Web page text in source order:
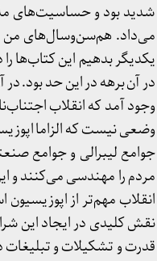
شدید بود و حساسیت‌های
می‌داد. هم‌سن‌و‌سال‌های من
یکدیگر بدهیم این کتاب‌ها
در آن برهه در این حد بود.
وجود آمد که انقلاب
وضعی نیست که الزاما
جوامع لیبرالی و جوامع
مردم را مهندسی می‌کنند و
انقلاب مهم‌تر از
نقش کلیدی در ایجاد این
قدرت و تشکیلات و تبلیغات